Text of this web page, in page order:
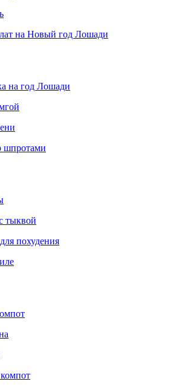
на Новый год Лошади
на год Лошади
шпротами
тыквой
похудения